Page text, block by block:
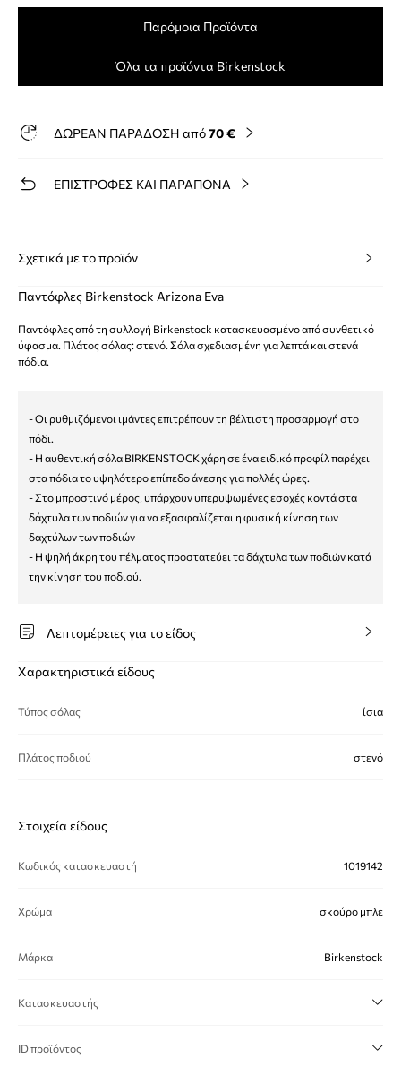
Παρόμοια Προϊόντα
Όλα τα προϊόντα Birkenstock
ΔΩΡΕΑΝ ΠΑΡΑΔΟΣΗ από70 €
ΕΠΙΣΤΡΟΦΕΣ ΚΑΙ ΠΑΡΑΠΟΝΑ
Σχετικά με το προϊόν
Παντόφλες Birkenstock Arizona Eva
Παντόφλες από τη συλλογή Birkenstock κατασκευασμένο από συνθετικό
ύφασμα. Πλάτος σόλας: στενό. Σόλα σχεδιασμένη για λεπτά και στενά
πόδια.
- Οι ρυθμιζόμενοι ιμάντες επιτρέπουν τη βέλτιστη προσαρμογή στο
πόδι.
- Η αυθεντική σόλα BIRKENSTOCK χάρη σε ένα ειδικό προφίλ παρέχει
στα πόδια το υψηλότερο επίπεδο άνεσης για πολλές ώρες.
- Στο μπροστινό μέρος, υπάρχουν υπερυψωμένες εσοχές κοντά στα
δάχτυλα των ποδιών για να εξασφαλίζεται η φυσική κίνηση των
δαχτύλων των ποδιών
- Η ψηλή άκρη του πέλματος προστατεύει τα δάχτυλα των ποδιών κατά
την κίνηση του ποδιού.
Λεπτομέρειες για το είδος
Χαρακτηριστικά είδους
Τύπος σόλας ίσια
Πλάτος ποδιού στενό
Στοιχεία είδους
Κωδικός κατασκευαστή 1019142
Χρώμα σκούρο μπλε
Μάρκα Birkenstock
Κατασκευαστής
ID προϊόντος